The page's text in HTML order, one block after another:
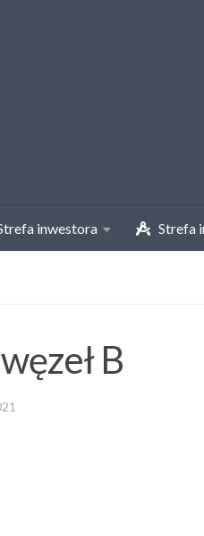
inwestora Strefa
B